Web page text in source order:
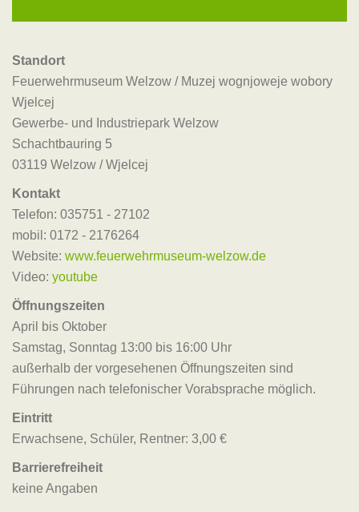
Standort
Feuerwehrmuseum Welzow / Muzej wognjoweje wobory
Wjelcej
Gewerbe- und Industriepark Welzow
Schachtbauring 5
03119 Welzow / Wjelcej
Kontakt
Telefon: 035751 - 27102
mobil: 0172 - 2176264
Website: www.feuerwehrmuseum-welzow.de
Video: youtube
Öffnungszeiten
April bis Oktober
Samstag, Sonntag 13:00 bis 16:00 Uhr
außerhalb der vorgesehenen Öffnungszeiten sind
Führungen nach telefonischer Vorabsprache möglich.
Eintritt
Erwachsene, Schüler, Rentner: 3,00 €
Barrierefreiheit
keine Angaben